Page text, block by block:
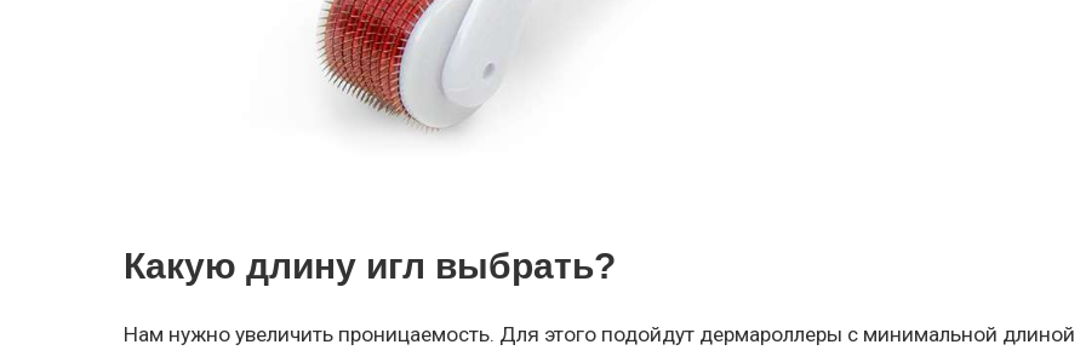
Какую длину игл выбрать?
Нам нужно увеличить проницаемость. Для этого подойдут дермароллеры с минимальной длиной